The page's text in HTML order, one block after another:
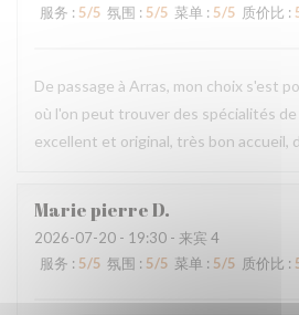
服务 : 5/5 氛围 : 5/5 菜单 : 5/5 质价比 :
De passage à Arras, mon choix s'est
où l'on peut trouver des spécialités de
excellent et original, très bon accueil,
Marie pierreD
2026-07-20 - 19:30 - 来宾 4
服务 : 5/5 氛围 : 5/5 菜单 : 5/5 质价比 :